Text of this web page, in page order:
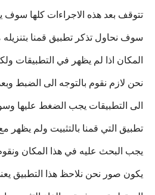
تتوقف بعد هذه الاجراءات كلها سوف
سوف نحاول تذكر تطبيق قمنا بتنزيله
المكان اذا لم يظهر في التطبيقات
نحن لازم نقوم بالتوجه الى الضبط
الى التطبيقات يجب الضغط عليها
تطبيق التي قمنا بالتثبيت ولم يظهر
يجب البحث عليه في هذا المكان ونقوم
يكون صور نحن نلاحظ هذا التطبيق